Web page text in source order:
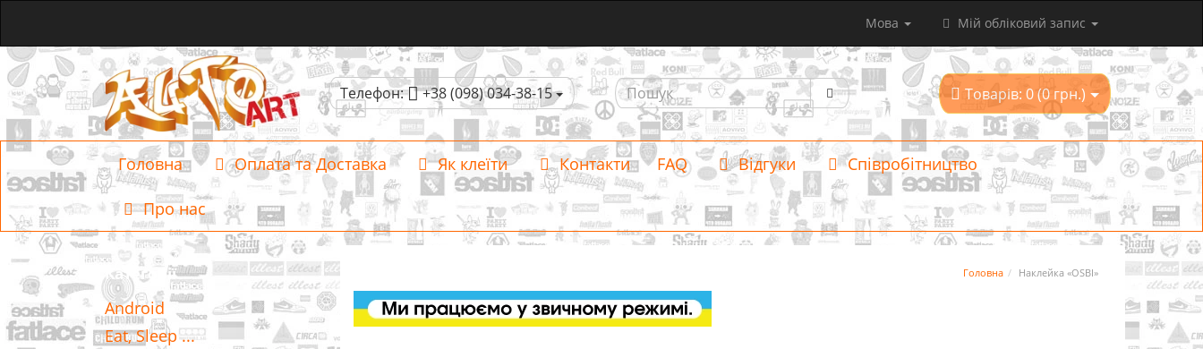
Мова Мій обліковий запис
Телефон: +38 (098) 034-38-15 Товарів: 0 (0 грн.)
Головна Оплата та Доставка Як клеїти Контакти FAQ Відгуки Співробітництво
Про нас
Категорії
Android
Eat, Sleep ...
Головна Наклейка «OSBI»